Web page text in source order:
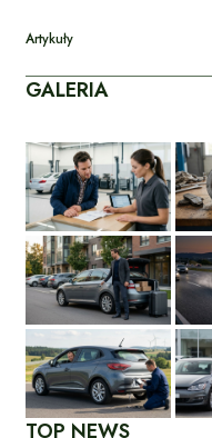
Artykuły
GALERIA
TOP NEWS